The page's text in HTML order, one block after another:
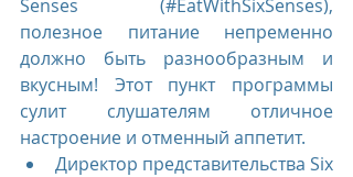
Senses (#EatWithSixSenses),
полезное питание непременно
должно быть разнообразным и
вкусным! Этот пункт программы
сулит слушателям отличное
настроение и отменный аппетит.
Директор представительства Six